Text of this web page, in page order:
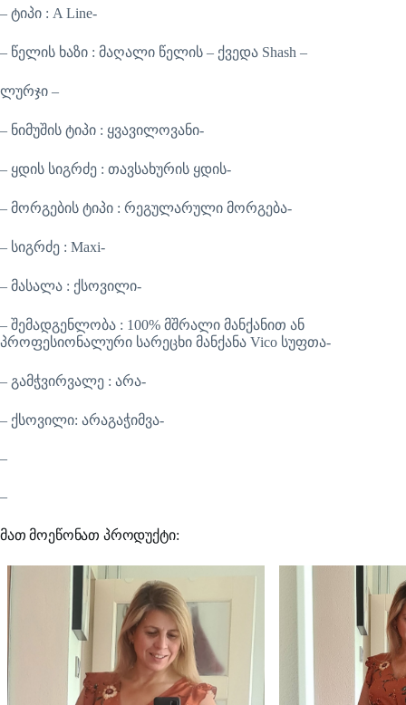
– ტიპი : A Line-
– წელის ხაზი : მაღალი წელის – ქვედა Shash –
ლურჯი –
– ნიმუშის ტიპი : ყვავილოვანი-
– ყდის სიგრძე : თავსახურის ყდის-
– მორგების ტიპი : რეგულარული მორგება-
– სიგრძე : Maxi-
– მასალა : ქსოვილი-
– შემადგენლობა : 100% მშრალი მანქანით ან
პროფესიონალური სარეცხი მანქანა Vico სუფთა-
– გამჭვირვალე : არა-
– ქსოვილი: არაგაჭიმვა-
–
–
მათ მოეწონათ პროდუქტი: